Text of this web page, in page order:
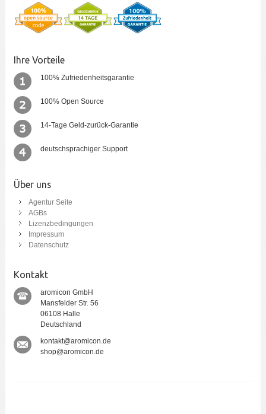
Ihre Vorteile
100% Zufriedenheitsgarantie
100% Open Source
14-Tage Geld-zurück-Garantie
deutschsprachiger Support
Über uns
Agentur Seite
AGBs
Lizenzbedingungen
Impressum
Datenschutz
Kontakt
aromicon GmbH
Mansfelder Str. 56
06108 Halle
Deutschland
kontakt@aromicon.de
shop@aromicon.de